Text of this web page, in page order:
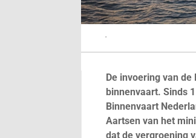
.
De invoering van
binnenvaart. Sinds
Binnenvaart
Aartsen van het
dat de vergroening